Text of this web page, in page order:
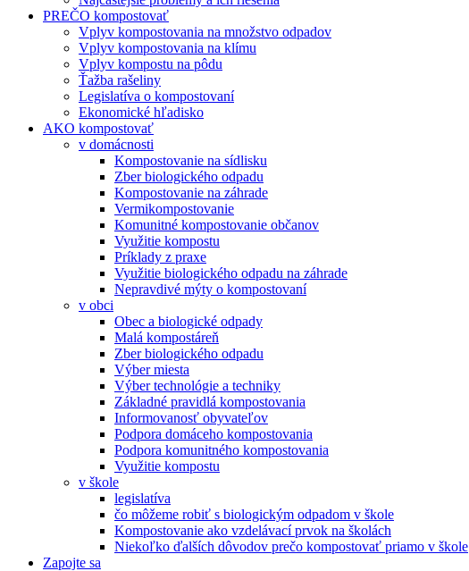
PREČO kompostovať
Vplyv kompostovania na množstvo odpadov
Vplyv kompostovania na klímu
Vplyv kompostu na pôdu
Ťažba rašeliny
Legislatíva o kompostovaní
Ekonomické hľadisko
AKO kompostovať
v domácnosti
Kompostovanie na sídlisku
Zber biologického odpadu
Kompostovanie na záhrade
Vermikompostovanie
Komunitné kompostovanie občanov
Využitie kompostu
Príklady z praxe
Využitie biologického odpadu na záhrade
Nepravdivé mýty o kompostovaní
v obci
Obec a biologické odpady
Malá kompostáreň
Zber biologického odpadu
Výber miesta
Výber technológie a techniky
Základné pravidlá kompostovania
Informovanosť obyvateľov
Podpora domáceho kompostovania
Podpora komunitného kompostovania
Využitie kompostu
v škole
legislatíva
čo môžeme robiť s biologickým odpadom v škole
Kompostovanie ako vzdelávací prvok na školách
Niekoľko ďalších dôvodov prečo kompostovať priamo v škole
Zapojte sa